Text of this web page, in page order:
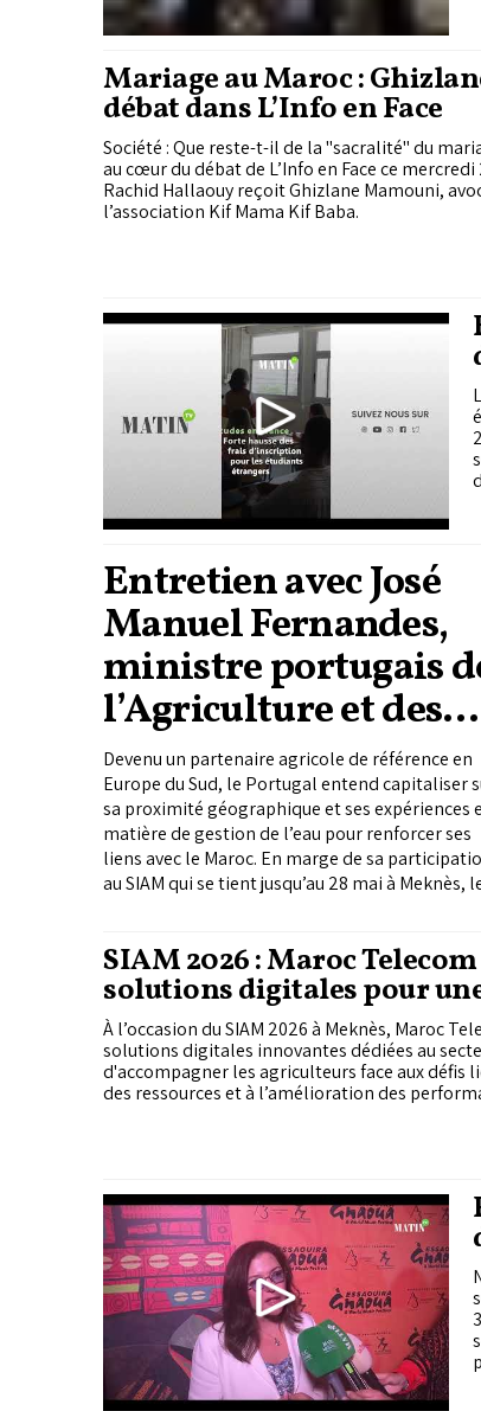
Mariage au Maroc :
débat dans L’Info en Face
Société : Que reste-t-il de la "sacralité" du
au cœur du débat de L’Info en Face ce
Rachid Hallaouy reçoit Ghizlane Mamouni,
l’association Kif Mama Kif Baba.
Entretien avec José
Manuel Fernandes,
ministre portugais
l’Agriculture et des
Affaires maritimes
Devenu un partenaire agricole de référence en
Europe du Sud, le Portugal entend capitaliser
sa proximité géographique et ses expériences
matière de gestion de l’eau pour renforcer ses
liens avec le Maroc. En marge de sa
au SIAM qui se tient jusqu’au 28 mai à Meknès,
coopération pragmatique, fondée...
SIAM 2026 : Maroc
solutions digitales pour
plus intelligente
À l’occasion du SIAM 2026 à Meknès, Maroc
solutions digitales innovantes dédiées au
d'accompagner les agriculteurs face aux défis
des ressources et à l’amélioration des